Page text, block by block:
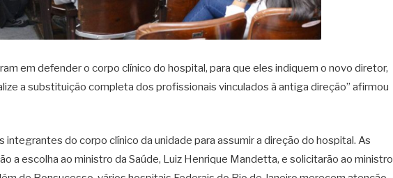
em defender o corpo clínico do hospital, para que eles indiquem o novo diretor,
a substituição completa dos profissionais vinculados à antiga direção” afirmou
integrantes do corpo clínico da unidade para assumir a direção do hospital. As
a escolha ao ministro da Saúde, Luiz Henrique Mandetta, e solicitarão ao ministro